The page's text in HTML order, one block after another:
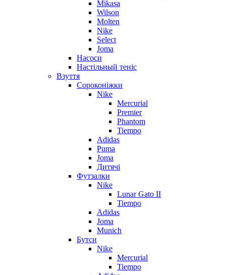
Mikasa
Wilson
Molten
Nike
Select
Joma
Насоси
Настільный теніс
Взуття
Сороконіжки
Nike
Mercurial
Premier
Phantom
Tiempo
Adidas
Puma
Joma
Дитячі
Футзалки
Nike
Lunar Gato II
Tiempo
Adidas
Joma
Munich
Бутси
Nike
Mercurial
Tiempo